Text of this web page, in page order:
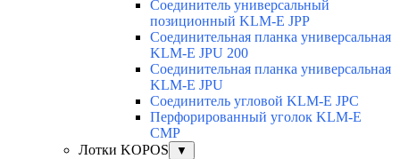
Соединитель универсальный
позиционный KLM-E JPP
Соединительная планка универсальная
KLM-E JPU 200
Соединительная планка универсальная
KLM-E JPU
Соединитель угловой KLM-E JPC
Перфорированный уголок KLM-E
CMP
Лотки KOPOS
▼